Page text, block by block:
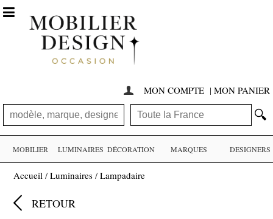
 MON COMPTE | MON PANIER
🔍

MOBILIER LUMINAIRES DÉCORATION MARQUES DESIGNERS
Accueil /Luminaires /Lampadaire
 RETOUR